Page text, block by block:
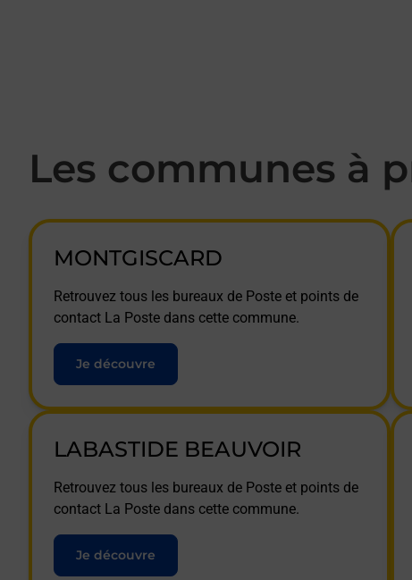
Les communes à
MONTGISCARD
Retrouvez tous les bureaux de Poste et points de
contact La Poste dans cette commune.
Je découvre
LABASTIDE BEAUVOIR
Retrouvez tous les bureaux de Poste et points de
contact La Poste dans cette commune.
Je découvre